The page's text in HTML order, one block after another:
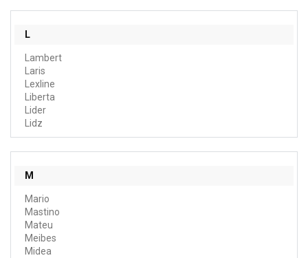
L
Lambert
Laris
Lexline
Liberta
Lider
Lidz
M
Mario
Mastino
Mateu
Meibes
Midea